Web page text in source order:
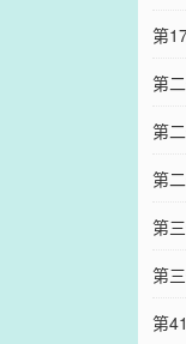
第
第
第
第
第
第
第